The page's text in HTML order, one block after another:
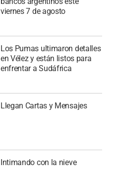
viernes 7 de agosto
Los Pumas ultimaron detalles
en Vélez y están listos para
enfrentar a Sudáfrica
Llegan Cartas y Mensajes
Intimando con la nieve